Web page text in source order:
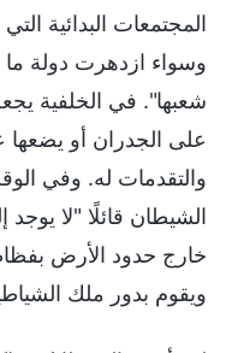
المجتمعات البدائية
وسواء ازدهرت دولة
شعبها". في الخلفية
على الجدران أو يضعها
والتقدمات له. وفي
الشيطان قائلًا "لا يوجد
خارج حدود الأرض
ويقوم بدور ملك